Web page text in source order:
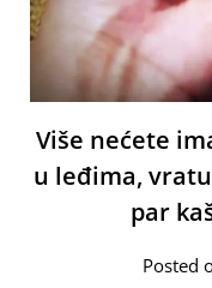
Više nećete
u leđima,
par
Posted